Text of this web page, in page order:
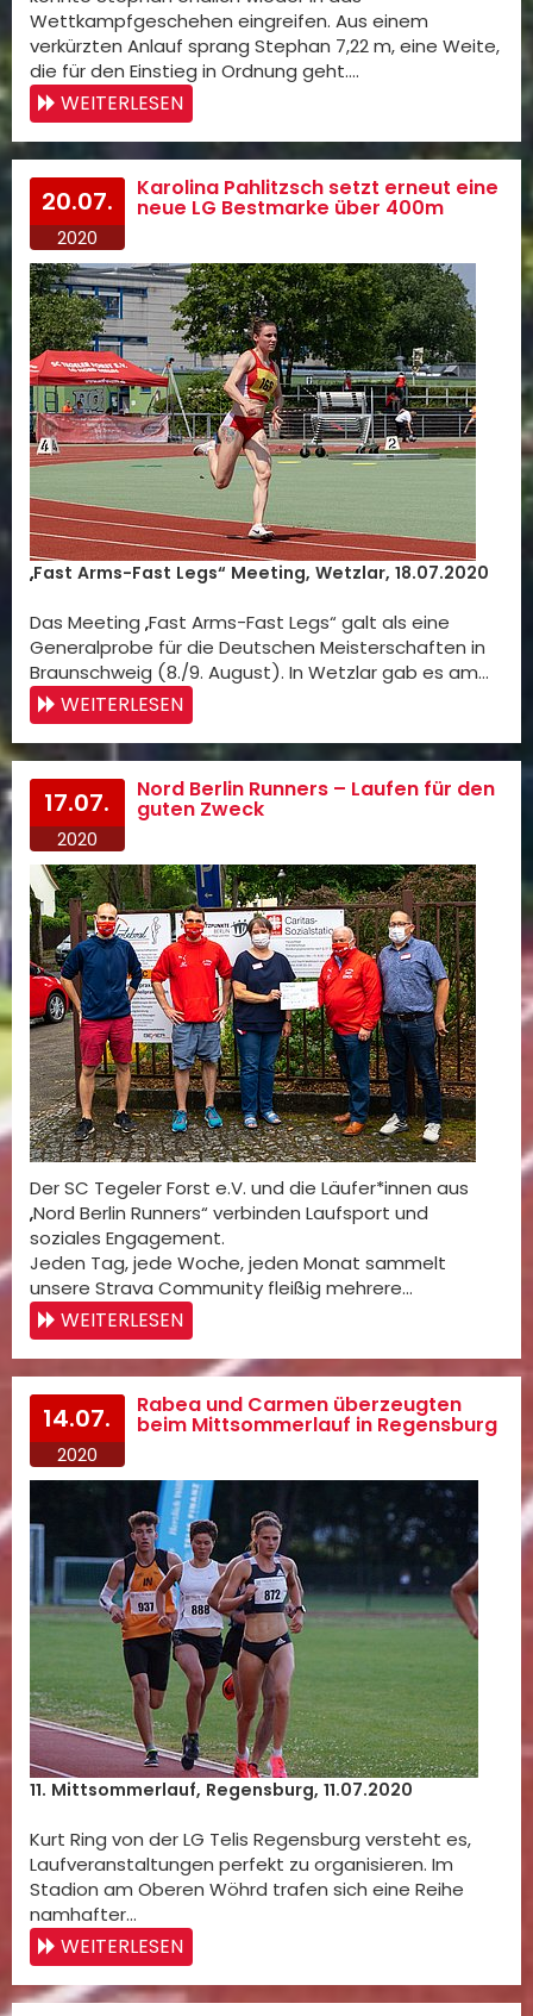
Wettkampfgeschehen eingreifen. Aus einem
verkürzten Anlauf sprang Stephan 7,22 m, eine Weite,
die für den Einstieg in Ordnung geht.…
WEITERLESEN
20.07.
2020
Karolina Pahlitzsch setzt erneut eine
neue LG Bestmarke über 400m
„Fast Arms-Fast Legs“ Meeting, Wetzlar, 18.07.2020
Das Meeting „Fast Arms-Fast Legs“ galt als eine
Generalprobe für die Deutschen Meisterschaften in
Braunschweig (8./9. August). In Wetzlar gab es am…
WEITERLESEN
17.07.
2020
Nord Berlin Runners – Laufen für den
guten Zweck
Der SC Tegeler Forst e.V. und die Läufer*innen aus
„Nord Berlin Runners“ verbinden Laufsport und
soziales Engagement.
Jeden Tag, jede Woche, jeden Monat sammelt
unsere Strava Community fleißig mehrere…
WEITERLESEN
14.07.
2020
Rabea und Carmen überzeugten
beim Mittsommerlauf in Regensburg
11. Mittsommerlauf, Regensburg, 11.07.2020
Kurt Ring von der LG Telis Regensburg versteht es,
Laufveranstaltungen perfekt zu organisieren. Im
Stadion am Oberen Wöhrd trafen sich eine Reihe
namhafter…
WEITERLESEN